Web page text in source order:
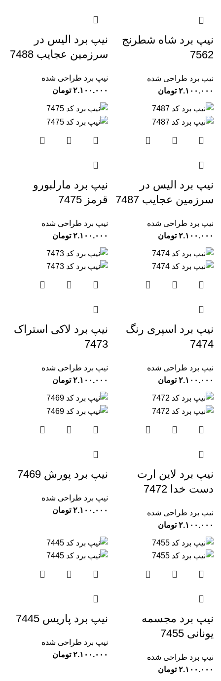
نیپ برد شاه شطرنج
7562
نیپ برد طراحی شده
تومان
نیپ برد الیس در
سرزمین عجایب 7488
نیپ برد طراحی شده
تومان
نیپ برد الیس در
سرزمین عجایب 7487
نیپ برد طراحی شده
تومان
نیپ برد مارلبورو
قرمز 7475
نیپ برد طراحی شده
تومان
نیپ برد اسپری رنگ
7474
نیپ برد طراحی شده
تومان
نیپ برد لاکی استراک
7473
نیپ برد طراحی شده
تومان
نیپ برد لاین ارت
دست خدا 7472
نیپ برد طراحی شده
تومان
نیپ برد پورش 7469
نیپ برد طراحی شده
تومان
نیپ برد مجسمه
یونانی 7455
نیپ برد طراحی شده
تومان
نیپ برد پاریس 7445
نیپ برد طراحی شده
تومان